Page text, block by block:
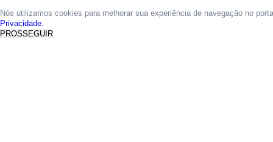
Nós utilizamos cookies para melhorar sua experiência de navegação no
Privacidade.
PROSSEGUIR